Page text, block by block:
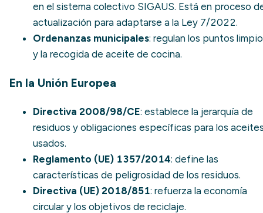
en el sistema colectivo SIGAUS. Está en proceso
actualización para adaptarse a la Ley 7/2022.
Ordenanzas municipales: regulan los puntos
y la recogida de aceite de cocina.
En la Unión Europea
Directiva 2008/98/CE: establece la jerarquía de
residuos y obligaciones específicas para los
usados.
Reglamento (UE) 1357/2014: define las
características de peligrosidad de los residuos.
Directiva (UE) 2018/851: refuerza la economía
circular y los objetivos de reciclaje.